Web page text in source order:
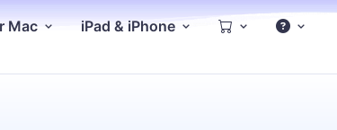
Mac iPad & iPhone